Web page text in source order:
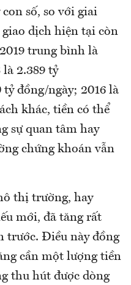
số, so với giai
dịch hiện tại còn
trung bình là
là 2.389 tỷ
đồng/ngày; 2016 là
khác, tiền có thể
sự quan tâm hay
chứng khoán vẫn
thị trường, hay
mới, đã tăng rất
trước. Điều này đồng
cần một lượng tiền
thu hút được dòng